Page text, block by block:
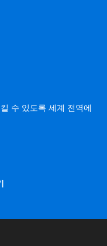
수 있도록 세계 전역에